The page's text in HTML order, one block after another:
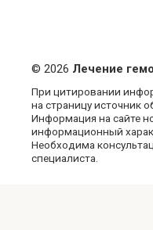
© 2026 Лечение
При цитировании
на страницу источник
Информация на сайте
информационный
Необходима
специалиста.